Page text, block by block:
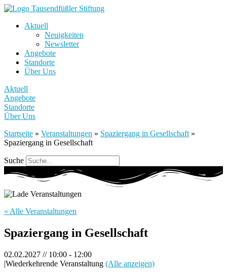
Aktuell
Neuigkeiten
Newsletter
Angebote
Standorte
Über Uns
Aktuell
Angebote
Standorte
Über Uns
Startseite » Veranstaltungen » Spaziergang in Gesellschaft »
Spaziergang in Gesellschaft
Suche
« Alle Veranstaltungen
Spaziergang in Gesellschaft
02.02.2027 // 10:00 - 12:00
|Wiederkehrende Veranstaltung (Alle anzeigen)